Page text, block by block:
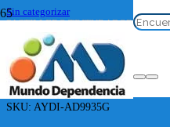
Sin categorizar
PASTILLERO TRITURADOR ERGO-
SKU: AYDI-AD9935G